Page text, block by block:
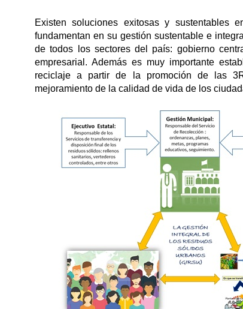
Existen soluciones exitosas y sustentables
fundamentan en su gestión sustentable e
de todos los sectores del país: gobierno
empresarial. Además es muy importante
reciclaje a partir de la promoción de las
mejoramiento de la calidad de vida de los